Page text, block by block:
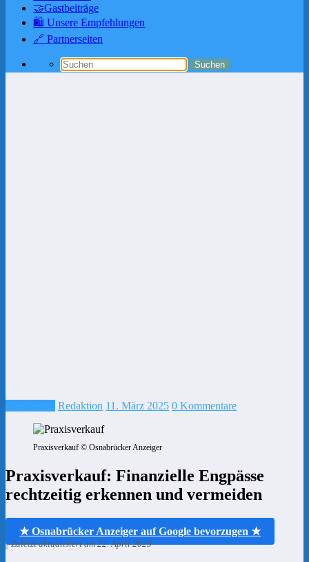
🤝Gastbeiträge
🛍️ Unsere Empfehlungen
🔗 Partnerseiten
Redaktion 11. März 2025 0 Kommentare
Praxisverkauf © Osnabrücker Anzeiger
Praxisverkauf: Finanzielle Engpässe
rechtzeitig erkennen und vermeiden
★ Osnabrücker Anzeiger auf Google bevorzugen ★
Zuletzt aktualisiert am 22. April 2025